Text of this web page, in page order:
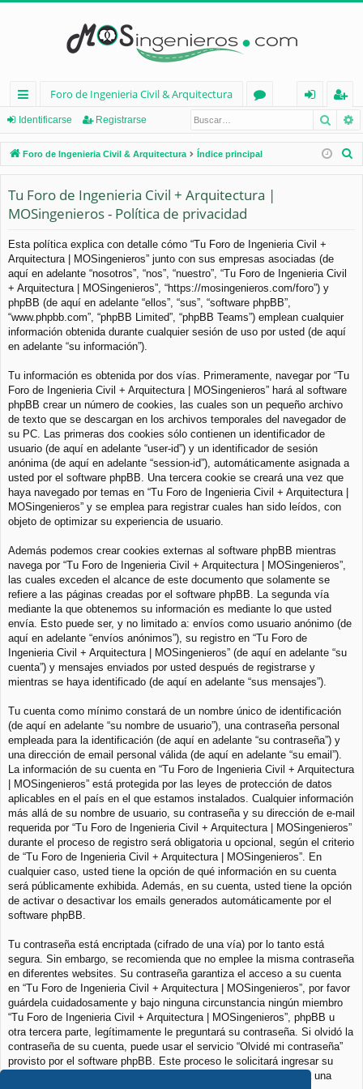
nl
ac
es
rá
pi
d
os
Foro de Ingenieria Civil & Arquitectura
os
nt
ifi
e
eg
ist
ra
Identificarse Registrarse
Foro de Ingenieria Civil & Arquitectura Índice principal
Tu Foro de Ingenieria Civil + Arquitectura |
MOSingenieros - Política de privacidad
Esta política explica con detalle cómo “Tu Foro de Ingenieria Civil +
Arquitectura | MOSingenieros” junto con sus empresas asociadas (de
aquí en adelante “nosotros”, “nos”, “nuestro”, “Tu Foro de Ingenieria Civil
+ Arquitectura | MOSingenieros”, “https://mosingenieros.com/foro”) y
phpBB (de aquí en adelante “ellos”, “sus”, “software phpBB”,
“www.phpbb.com”, “phpBB Limited”, “phpBB Teams”) emplean cualquier
información obtenida durante cualquier sesión de uso por usted (de aquí
en adelante “su información”).
Tu información es obtenida por dos vías. Primeramente, navegar por “Tu
Foro de Ingenieria Civil + Arquitectura | MOSingenieros” hará al software
phpBB crear un número de cookies, las cuales son un pequeño archivo
de texto que se descargan en los archivos temporales del navegador de
su PC. Las primeras dos cookies sólo contienen un identificador de
usuario (de aquí en adelante “user-id”) y un identificador de sesión
anónima (de aquí en adelante “session-id”), automáticamente asignada a
usted por el software phpBB. Una tercera cookie se creará una vez que
haya navegado por temas en “Tu Foro de Ingenieria Civil + Arquitectura |
MOSingenieros” y se emplea para registrar cuales han sido leídos, con
objeto de optimizar su experiencia de usuario.
Además podemos crear cookies externas al software phpBB mientras
navega por “Tu Foro de Ingenieria Civil + Arquitectura | MOSingenieros”,
las cuales exceden el alcance de este documento que solamente se
refiere a las páginas creadas por el software phpBB. La segunda vía
mediante la que obtenemos su información es mediante lo que usted
envía. Esto puede ser, y no limitado a: envíos como usuario anónimo (de
aquí en adelante “envíos anónimos”), su registro en “Tu Foro de
Ingenieria Civil + Arquitectura | MOSingenieros” (de aquí en adelante “su
cuenta”) y mensajes enviados por usted después de registrarse y
mientras se haya identificado (de aquí en adelante “sus mensajes”).
Tu cuenta como mínimo constará de un nombre único de identificación
(de aquí en adelante “su nombre de usuario”), una contraseña personal
empleada para la identificación (de aquí en adelante “su contraseña”) y
una dirección de email personal válida (de aquí en adelante “su email”).
La información de su cuenta en “Tu Foro de Ingenieria Civil + Arquitectura
| MOSingenieros” está protegida por las leyes de protección de datos
aplicables en el país en el que estamos instalados. Cualquier información
más allá de su nombre de usuario, su contraseña y su dirección de e-mail
requerida por “Tu Foro de Ingenieria Civil + Arquitectura | MOSingenieros”
durante el proceso de registro será obligatoria u opcional, según el criterio
de “Tu Foro de Ingenieria Civil + Arquitectura | MOSingenieros”. En
cualquier caso, usted tiene la opción de qué información en su cuenta
será públicamente exhibida. Además, en su cuenta, usted tiene la opción
de activar o desactivar los emails generados automáticamente por el
software phpBB.
Tu contraseña está encriptada (cifrado de una vía) por lo tanto está
segura. Sin embargo, se recomienda que no emplee la misma contraseña
en diferentes websites. Su contraseña garantiza el acceso a su cuenta
en “Tu Foro de Ingenieria Civil + Arquitectura | MOSingenieros”, por favor
guárdela cuidadosamente y bajo ninguna circunstancia ningún miembro
“Tu Foro de Ingenieria Civil + Arquitectura | MOSingenieros”, phpBB u
otra tercera parte, legítimamente le preguntará su contraseña. Si olvidó la
contraseña de su cuenta, puede usar el servicio “Olvidé mi contraseña”
provisto por el software phpBB. Este proceso le solicitará ingresar su
nombre de usuario y su email, luego el software phpBB generará una